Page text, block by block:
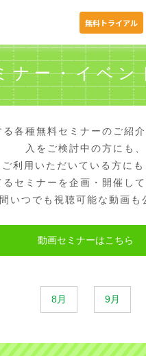
無料トライアル
ナー・イベン
各種無料セミナーのご紹
入をご検討中の方にも、
利用いただいている方に
るセミナーを企画・開催して
いつでも視聴可能な動画も
動画セミナーはこちら
8月 9月